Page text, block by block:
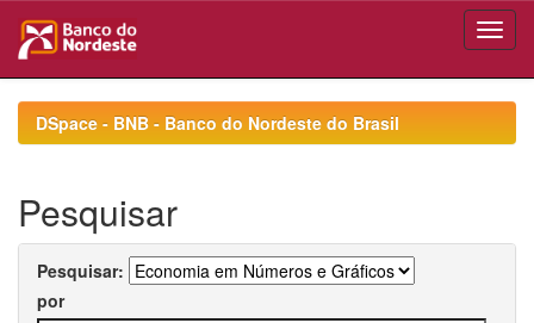
navigationDSpace - BNB - Banco do Nordeste do Brasil
Pesquisar
Pesquisar:
por